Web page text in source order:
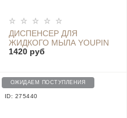
ДИСПЕНСЕР ДЛЯ
ЖИДКОГО МЫЛА YOUPIN
С СЕНСОРНЫМ
BLUE
1420 руб
ОЖИДАЕМ ПОСТУПЛЕНИЯ
ID: 275440